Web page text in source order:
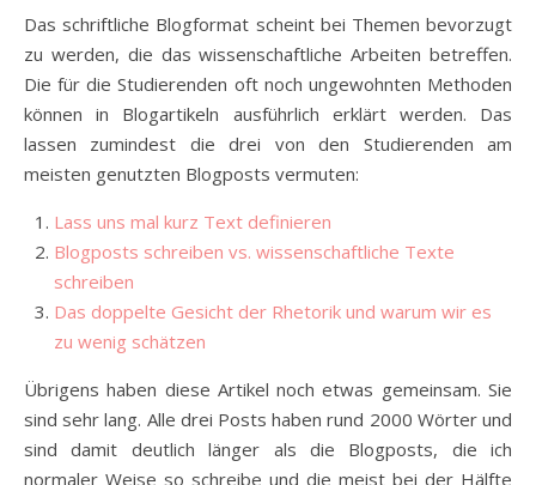
Das schriftliche Blogformat scheint bei Themen bevorzugt
zu werden, die das wissenschaftliche Arbeiten betreffen.
Die für die Studierenden oft noch ungewohnten Methoden
können in Blogartikeln ausführlich erklärt werden. Das
lassen zumindest die drei von den Studierenden am
meisten genutzten Blogposts vermuten:
Lass uns mal kurz Text definieren
Blogposts schreiben vs. wissenschaftliche Texte
schreiben
Das doppelte Gesicht der Rhetorik und warum wir es
zu wenig schätzen
Übrigens haben diese Artikel noch etwas gemeinsam. Sie
sind sehr lang. Alle drei Posts haben rund 2000 Wörter und
sind damit deutlich länger als die Blogposts, die ich
normaler Weise so schreibe und die meist bei der Hälfte